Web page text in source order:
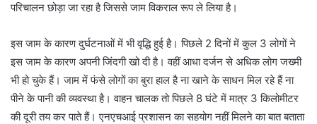
परिचालन छोड़ा जा रहा है जिससे जाम विकराल रूप ले लिया है।
इस जाम के कारण दुर्घटनाओं में भी वृद्धि हुई है। पिछले 2 दिनों में कुल 3 लोगों ने
इस जाम के कारण अपनी जिंदगी खो दी है। वहीं आधा दर्जन से अधिक लोग जख्मी
भी हो चुके हैं। जाम में फंसे लोगों का बुरा हाल है ना खाने के साधन मिल रहे हैं ना
पीने के पानी की व्यवस्था है। वाहन चालक तो पिछले 8 घंटे में मात्र 3 किलोमीटर
की दूरी तय कर पाते हैं। एनएचआई प्रशासन का सहयोग नहीं मिलने का बात बताता